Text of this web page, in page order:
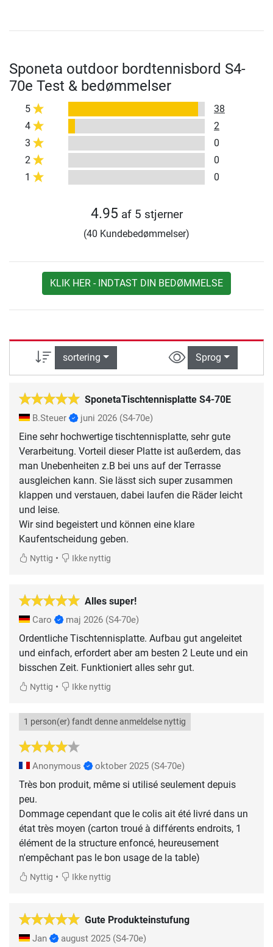
Sponeta outdoor bordtennisbord S4-
70e Test & bedømmelser
5
38
4
2
3
0
2
0
1
0
4.95 af 5 stjerner
(40 Kundebedømmelser)
KLIK HER - INDTAST DIN BEDØMMELSE
sortering Sprog
SponetaTischtennisplatte S4-70E
B.Steuer juni 2026 (S4-70e)
Eine sehr hochwertige tischtennisplatte, sehr gute
Verarbeitung. Vorteil dieser Platte ist außerdem, das
man Unebenheiten z.B bei uns auf der Terrasse
ausgleichen kann. Sie lässt sich super zusammen
klappen und verstauen, dabei laufen die Räder leicht
und leise.
Wir sind begeistert und können eine klare
Kaufentscheidung geben.
Nyttig • Ikke nyttig
Alles super!
Caro maj 2026 (S4-70e)
Ordentliche Tischtennisplatte. Aufbau gut angeleitet
und einfach, erfordert aber am besten 2 Leute und ein
bisschen Zeit. Funktioniert alles sehr gut.
Nyttig • Ikke nyttig
1 person(er) fandt denne anmeldelse nyttig
Anonymous oktober 2025 (S4-70e)
Très bon produit, même si utilisé seulement depuis
peu.
Dommage cependant que le colis ait été livré dans un
état très moyen (carton troué à différents endroits, 1
élément de la structure enfoncé, heureusement
n'empêchant pas le bon usage de la table)
Nyttig • Ikke nyttig
Gute Produkteinstufung
Jan august 2025 (S4-70e)